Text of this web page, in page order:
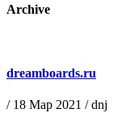
Archive
dreamboards.ru
/ 18 Мар 2021 / dnj